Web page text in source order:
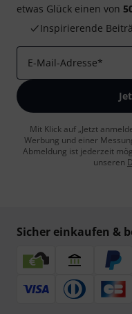
etwas Glück einen von
Inspirierende
E-Mail-Adresse*
Mit Klick auf „Jetzt
Werbung und einer
Abmeldung ist jederzeit
unseren
Sicher einkaufen &